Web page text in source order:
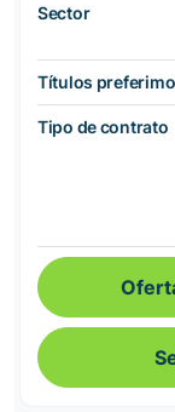
Sector
Títulos
Tipo de contrato